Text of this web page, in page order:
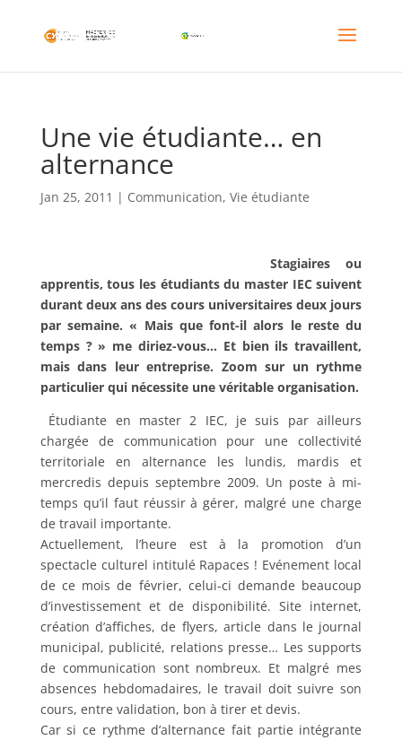
Une vie étudiante… en
alternance
Jan 25, 2011 | Communication, Vie étudiante
Stagiaires ou
apprentis, tous les étudiants du master IEC suivent
durant deux ans des cours universitaires deux jours
par semaine. « Mais que font-il alors le reste du
temps ? » me diriez-vous… Et bien ils travaillent,
mais dans leur entreprise. Zoom sur un rythme
particulier qui nécessite une véritable organisation.
Étudiante en master 2 IEC, je suis par ailleurs
chargée de communication pour une collectivité
territoriale en alternance les lundis, mardis et
mercredis depuis septembre 2009. Un poste à mi-
temps qu’il faut réussir à gérer, malgré une charge
de travail importante.
Actuellement, l’heure est à la promotion d’un
spectacle culturel intitulé Rapaces ! Evénement local
de ce mois de février, celui-ci demande beaucoup
d’investissement et de disponibilité. Site internet,
création d’affiches, de flyers, article dans le journal
municipal, publicité, relations presse… Les supports
de communication sont nombreux. Et malgré mes
absences hebdomadaires, le travail doit suivre son
cours, entre validation, bon à tirer et devis.
Car si ce rythme d’alternance fait partie intégrante